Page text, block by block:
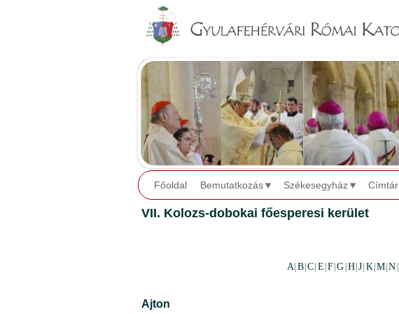
Főoldal Bemutatkozás Székesegyház Címtár
VII. Kolozs-dobokai főesperesi kerület
A B |C E F |G H |J K |M |N
Ajton